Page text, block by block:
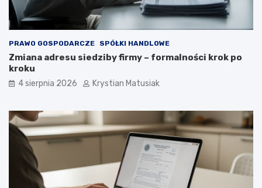
PRAWO GOSPODARCZE SPÓŁKI HANDLOWE
Zmiana adresu siedziby firmy – formalności krok po
kroku
4 sierpnia 2026 Krystian Matusiak